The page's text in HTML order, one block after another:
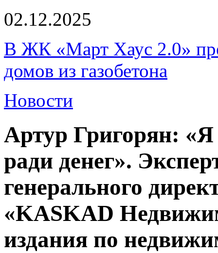
02.12.2025
В ЖК «Март Хаус 2.0»
домов из газобетона
Новости
Артур Григорян: «Я
ради денег».
генерального
«KASKAD
издания по